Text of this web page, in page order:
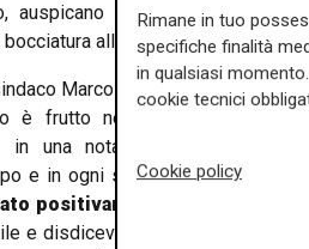
auspicano addirittura che "il
alla richiesta del Comune
Marco Bucci: "La posizione
è frutto nella migliore delle
una nota - e ignora
e in ogni sede
positivamente il progetto
e
e disdicevole che un gruppo di
Rimane in tuo
specifiche finalità
in qualsiasi
cookie tecnici
Cookie policy